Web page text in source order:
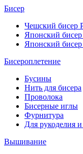
Бисер
Чешский бисер
Японский
Японский
Бисероплетение
Бусины
Нить для бисера
Проволока
Бисерные иглы
Фурнитура
Для рукоделия
Вышивание